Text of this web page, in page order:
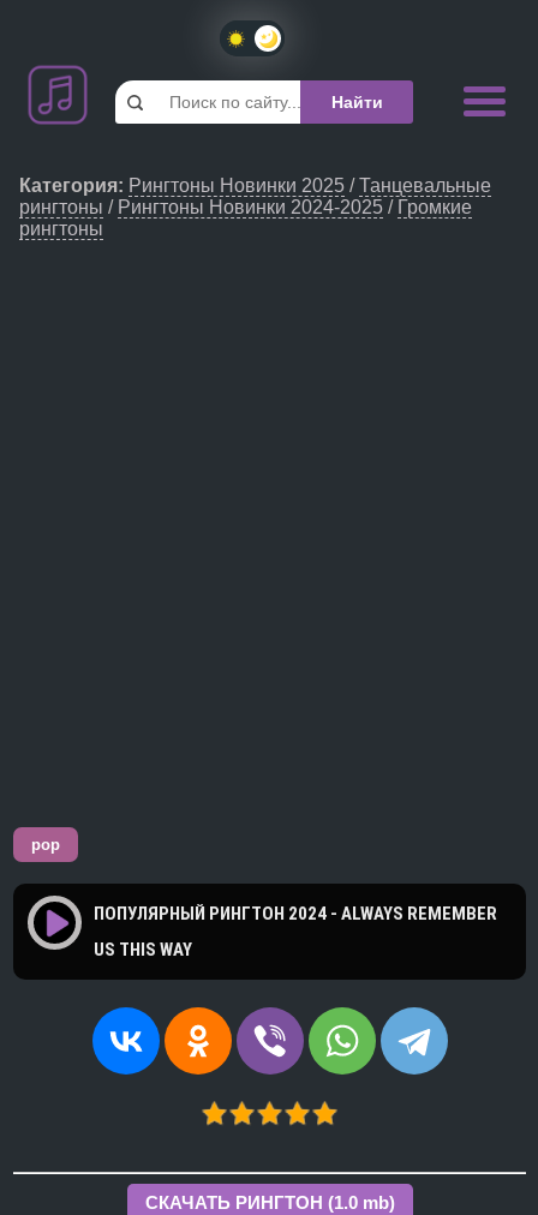
Категория: Рингтоны Новинки 2025 /Танцевальные
рингтоны / Рингтоны Новинки 2024-2025 / Громкие
рингтоны
pop
ПОПУЛЯРНЫЙ РИНГТОН 2024 - ALWAYS REMEMBER
US THIS WAY
СКАЧАТЬ РИНГТОН (1.0 mb)